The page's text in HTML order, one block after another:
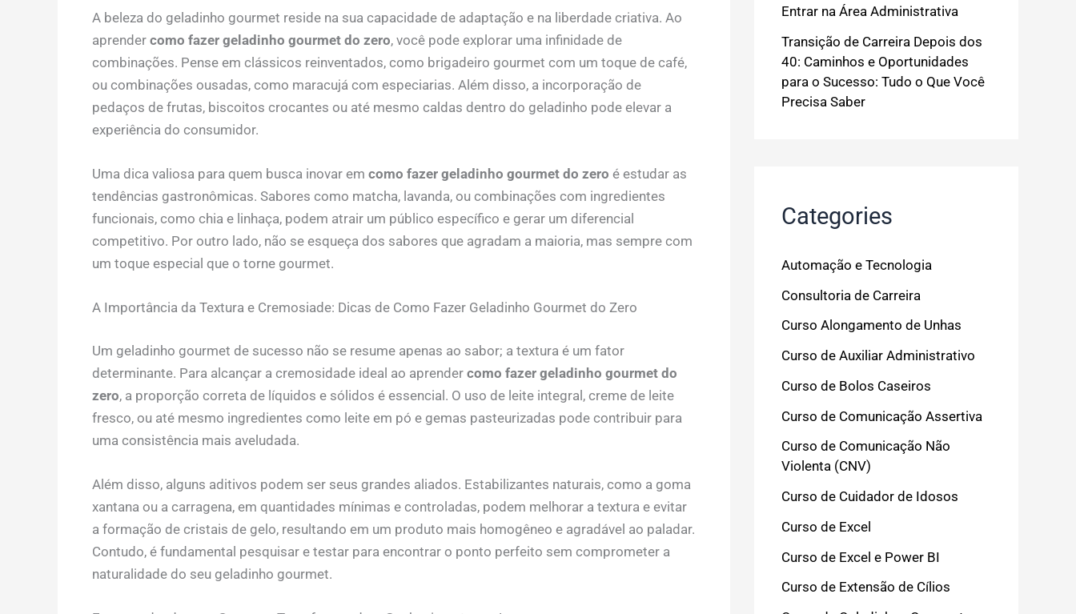
A beleza do geladinho gourmet reside na sua capacidade de adaptação e na liberdade criativa. Ao
aprender como fazer geladinho gourmet do zero, você pode explorar uma infinidade de
combinações. Pense em clássicos reinventados, como brigadeiro gourmet com um toque de café,
ou combinações ousadas, como maracujá com especiarias. Além disso, a incorporação de
pedaços de frutas, biscoitos crocantes ou até mesmo caldas dentro do geladinho pode elevar a
experiência do consumidor.
Uma dica valiosa para quem busca inovar em como fazer geladinho gourmet do zero é estudar as
tendências gastronômicas. Sabores como matcha, lavanda, ou combinações com ingredientes
funcionais, como chia e linhaça, podem atrair um público específico e gerar um diferencial
competitivo. Por outro lado, não se esqueça dos sabores que agradam a maioria, mas sempre com
um toque especial que o torne gourmet.
A Importância da Textura e Cremosiade: Dicas de Como Fazer Geladinho Gourmet do Zero
Um geladinho gourmet de sucesso não se resume apenas ao sabor; a textura é um fator
determinante. Para alcançar a cremosidade ideal ao aprender como fazer geladinho gourmet do
zero, a proporção correta de líquidos e sólidos é essencial. O uso de leite integral, creme de leite
fresco, ou até mesmo ingredientes como leite em pó e gemas pasteurizadas pode contribuir para
uma consistência mais aveludada.
Além disso, alguns aditivos podem ser seus grandes aliados. Estabilizantes naturais, como a goma
xantana ou a carragena, em quantidades mínimas e controladas, podem melhorar a textura e evitar
a formação de cristais de gelo, resultando em um produto mais homogêneo e agradável ao paladar.
Contudo, é fundamental pesquisar e testar para encontrar o ponto perfeito sem comprometer a
naturalidade do seu geladinho gourmet.
Entrar na Área Administrativa
Transição de Carreira Depois dos
40: Caminhos e Oportunidades
para o Sucesso: Tudo o Que Você
Precisa Saber
Categories
Automação e Tecnologia
Consultoria de Carreira
Curso Alongamento de Unhas
Curso de Auxiliar Administrativo
Curso de Bolos Caseiros
Curso de Comunicação Assertiva
Curso de Comunicação Não
Violenta (CNV)
Curso de Cuidador de Idosos
Curso de Excel
Curso de Excel e Power BI
Curso de Extensão de Cílios